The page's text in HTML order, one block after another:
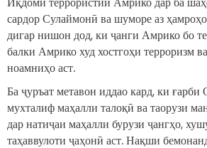
сардор Сулаймонӣ ва шуморе аз
дигар нишон дод, ки ҷанги Амрико бо
балки Амрико худ хостгоҳи терроризм
ноамниҳо аст.
Ба ҷуръат метавон иддао кард, ки ғарби
мухталиф маҳалли талоқӣ ва таорузи
дар натиҷаи маҳалли бурузи ҷангҳо,
таҳаввулоти ҷаҳонӣ аст. Нақши